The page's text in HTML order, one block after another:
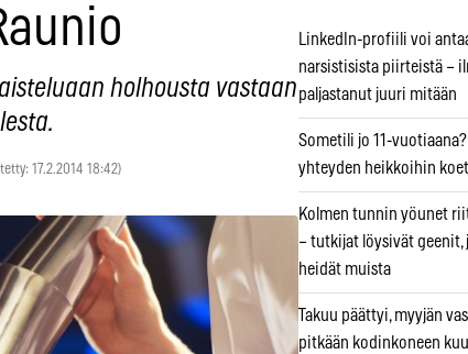
holhousta vastaan
17.2.2014 18:42)
LinkedIn-profiili voi
narsistisista piirteistä –
paljastanut juuri mitään
Sometili jo 11-
yhteyden heikkoihin
Kolmen tunnin yöunet
– tutkijat löysivät geenit,
heidät muista
Takuu päättyi, myyjän
pitkään kodinkoneen